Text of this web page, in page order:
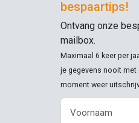
bespaartips!
Ontvang onze
mailbox.
Maximaal 6 keer per
je gegevens nooit met
moment weer